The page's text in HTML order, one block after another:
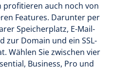
profitieren auch noch von
Features. Darunter per
Speicherplatz, E-Mail-
zur Domain und ein SSL-
Wählen Sie zwischen vier
Business, Pro und